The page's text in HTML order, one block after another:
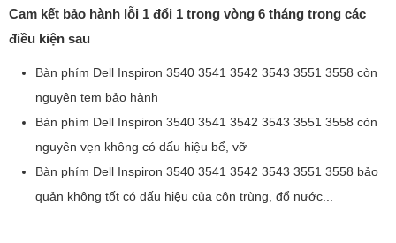
Cam kết bảo hành lỗi 1 đổi 1 trong vòng 6 tháng trong các
điều kiện sau
Bàn phím Dell Inspiron 3540 3541 3542 3543 3551 3558 còn
nguyên tem bảo hành
Bàn phím Dell Inspiron 3540 3541 3542 3543 3551 3558 còn
nguyên vẹn không có dấu hiệu bể, vỡ
Bàn phím Dell Inspiron 3540 3541 3542 3543 3551 3558 bảo
quản không tốt có dấu hiệu của côn trùng, đổ nước...